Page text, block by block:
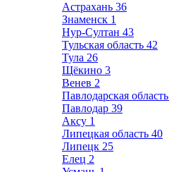
Астрахань 36
Знаменск 1
Нур-Султан 43
Тульская область 42
Тула 26
Щёкино 3
Венев 2
Павлодарская область
Павлодар 39
Аксу 1
Липецкая область 40
Липецк 25
Елец 2